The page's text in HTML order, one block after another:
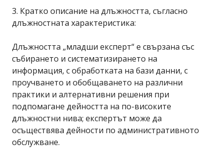
3. Кратко описание на длъжността, съгласно
длъжностната характеристика:
Длъжността „младши експерт“ е свързана със
събирането и систематизирането на
информация, с обработката на бази данни, с
проучването и обобщаването на различни
практики и алтернативни решения при
подпомагане дейността на по-високите
длъжностни нива; експертът може да
осъществява дейности по административното
обслужване.